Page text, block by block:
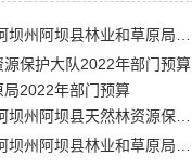
源保护大队2022年部门预算
局2022年部门预算